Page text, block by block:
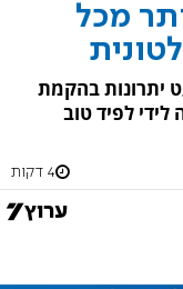
מכל
יתרונות בהקמת
לפיד טוב
4 דקות